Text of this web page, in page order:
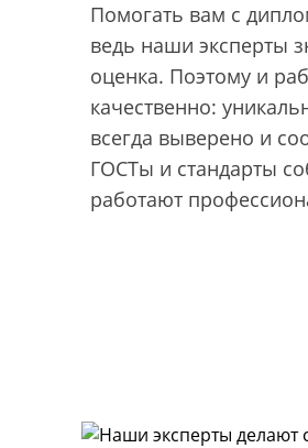
Помогать вам с
ведь наши эксперты
оценка. Поэтому и
качественно:
всегда выверено и
ГОСТы и стандарты
работают